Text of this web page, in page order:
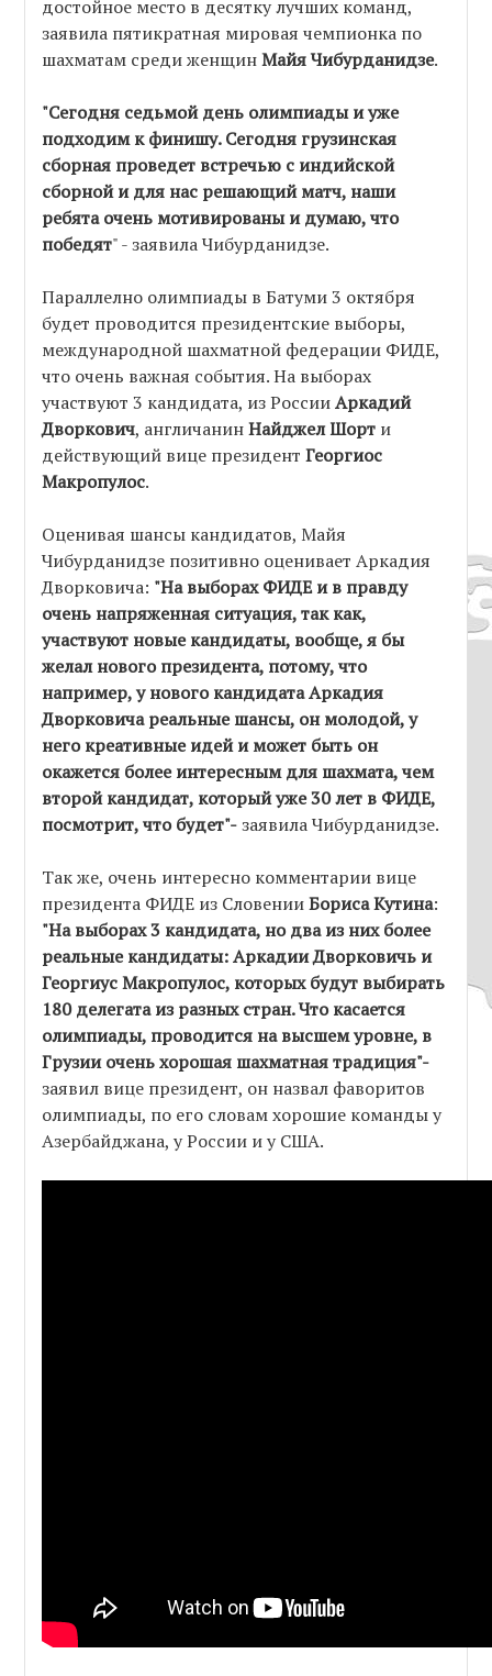
достойное место в десятку лучших команд,
заявила пятикратная мировая чемпионка по
шахматам среди женщинМайя Чибурданидзе.
"Сегодня седьмой день олимпиады и уже
подходим к финишу. Сегодня грузинская
сборная проведет встречью с индийской
сборной и для нас решающий матч, наши
ребята очень мотивированы и думаю, что
победят" - заявила Чибурданидзе.
Параллелно олимпиады в Батуми 3 октября
будет проводится президентские выборы,
международной шахматной федерации ФИДЕ,
что очень важная события. На выборах
участвуют 3 кандидата, из РоссииАркадий
Дворкович, англичанинНайджел Шорт и
действующий вице президентГеоргиос
Макропулос.
Оценивая шансы кандидатов, Майя
Чибурданидзе позитивно оценивает Аркадия
Дворковича: "На выборах ФИДЕ и в правду
очень напряженная ситуация, так как,
участвуют новые кандидаты, вообще, я бы
желал нового президента, потому, что
например, у нового кандидата Аркадия
Дворковича реальные шансы, он молодой, у
него креативные идей и может быть он
окажется более интересным для шахмата, чем
второй кандидат, который уже 30 лет в ФИДЕ,
посмотрит, что будет"-заявила Чибурданидзе.
Так же, очень интересно комментарии вице
президента ФИДЕ из СловенииБориса Кутина:
"На выборах 3 кандидата, но два из них более
реальные кандидаты: Аркадии Дворковичь и
Георгиус Макропулос, которых будут выбирать
180 делегата из разных стран. Что касается
олимпиады, проводится на высшем уровне, в
Грузии очень хорошая шахматная традиция"-
заявил вице президент, он назвал фаворитов
олимпиады, по его словам хорошие команды у
Азербайджана, у России и у США.